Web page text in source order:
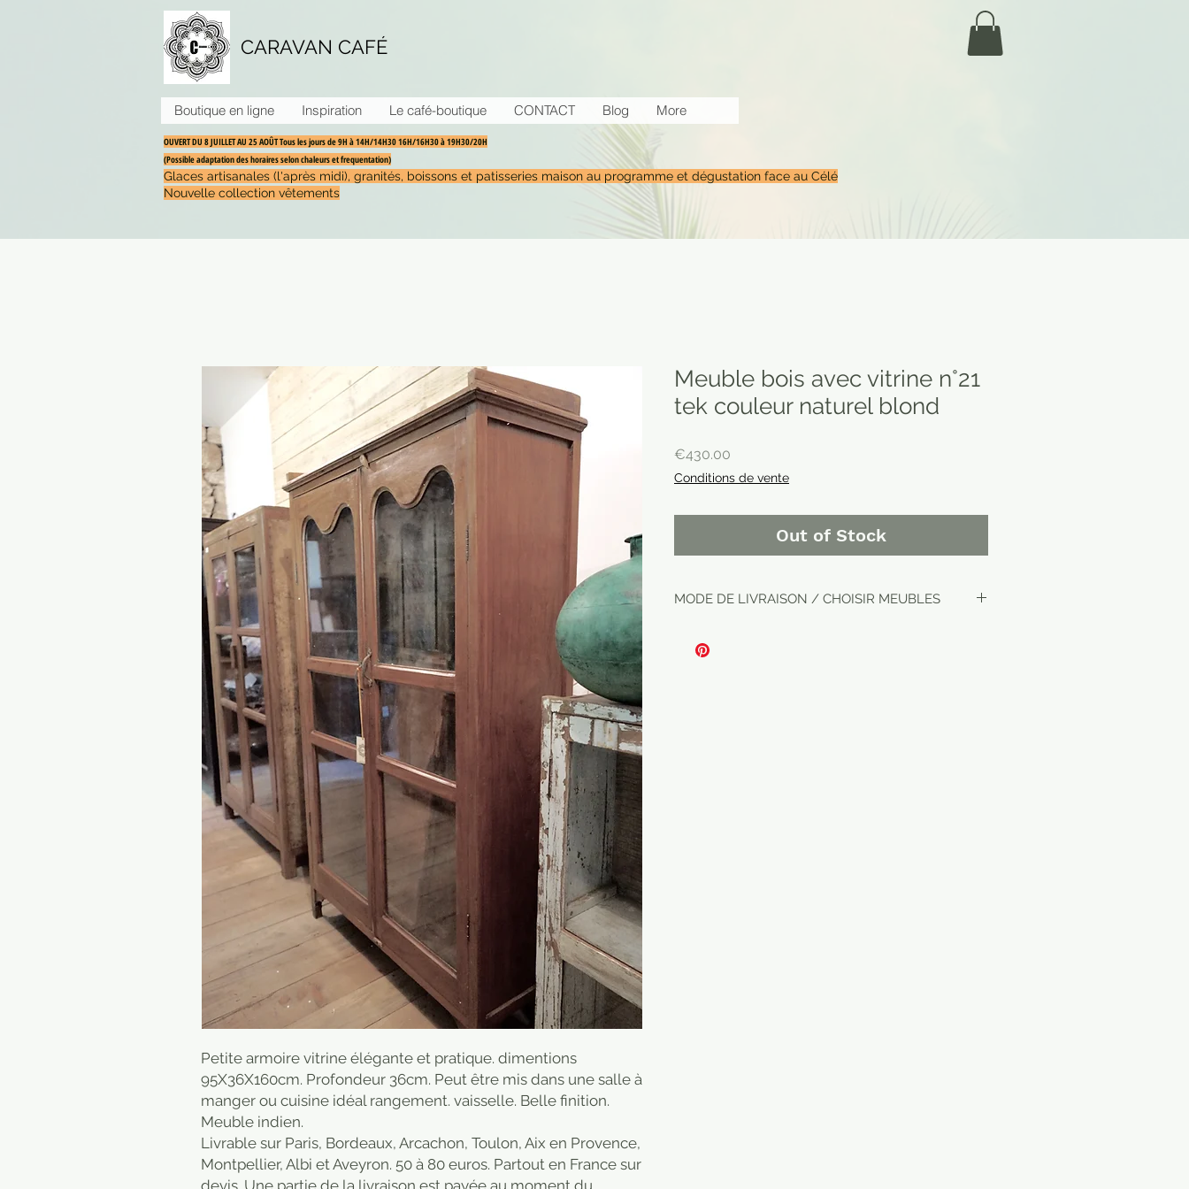
CARAVAN CAFÉ
Boutique en ligne Inspiration Le café-boutique CONTACT Blog More
OUVERT DU 8 JUILLET AU 25 AOÛT Tous les jours de 9H à 14H/14H30 16H/16H30 à 19H30/20H
(Possible adaptation des horaires selon chaleurs et frequentation)
Glaces artisanales (l'après midi), granités, boissons et patisseries maison au programme et dégustation face au Célé
Nouvelle collection vêtements
Petite armoire vitrine élégante et pratique. dimentions
95X36X160cm. Profondeur 36cm. Peut être mis dans une salle à
manger ou cuisine idéal rangement. vaisselle. Belle finition.
Meuble indien.
Livrable sur Paris, Bordeaux, Arcachon, Toulon, Aix en Provence,
Montpellier, Albi et Aveyron. 50 à 80 euros. Partout en France sur
Meuble bois avec vitrine n°21
tek couleur naturel blond
€430.00
Conditions de vente
Out of Stock
MODE DE LIVRAISON / CHOISIR MEUBLES